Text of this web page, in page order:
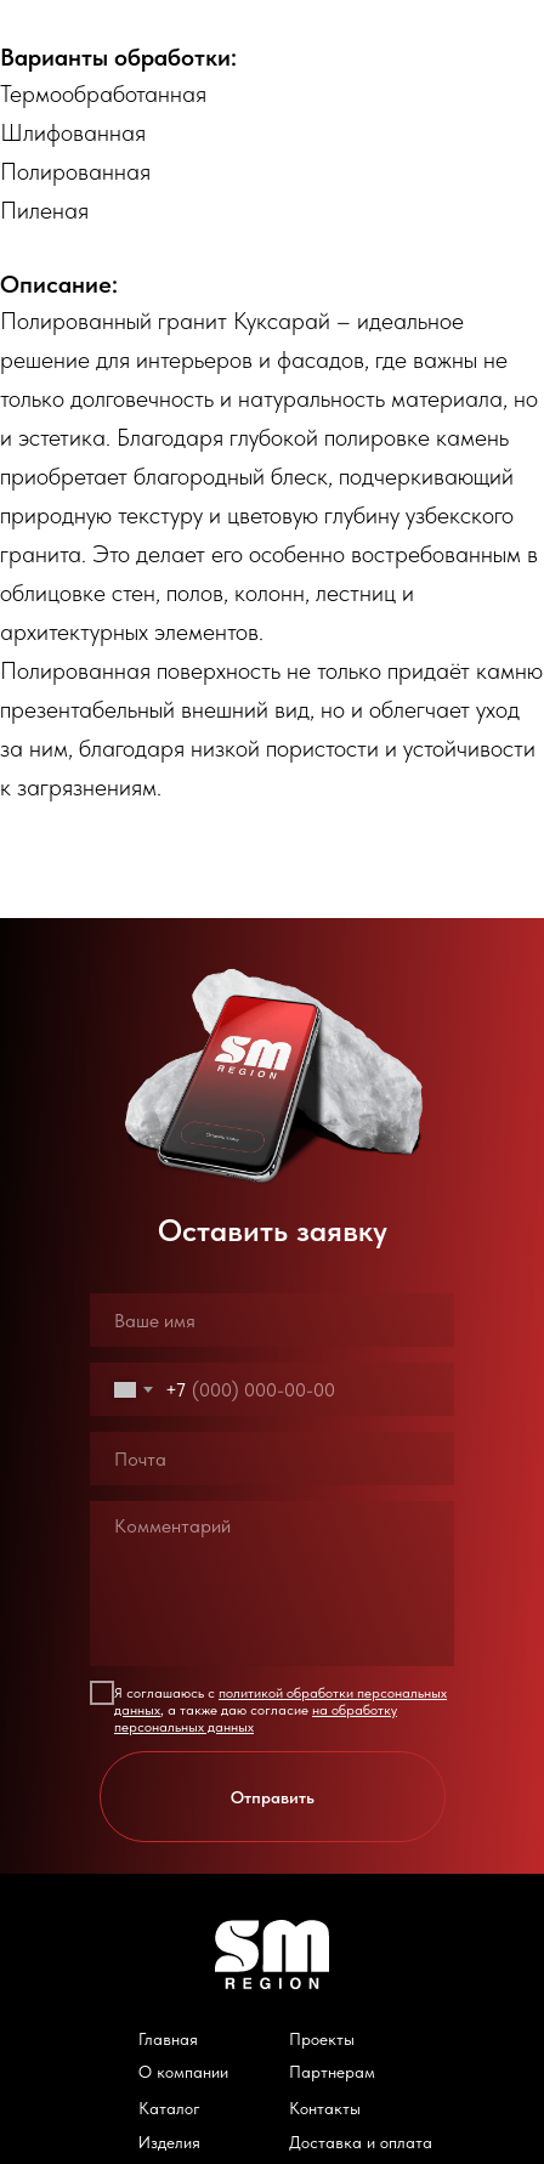
Варианты обработки:
Термообработанная
Шлифованная
Полированная
Пиленая
Описание:
Полированный гранит Куксарай – идеальное
решение для интерьеров и фасадов, где важны не
только долговечность и натуральность материала, но
и эстетика. Благодаря глубокой полировке камень
приобретает благородный блеск, подчеркивающий
природную текстуру и цветовую глубину узбекского
гранита. Это делает его особенно востребованным в
облицовке стен, полов, колонн, лестниц и
архитектурных элементов.
Полированная поверхность не только придаёт камню
презентабельный внешний вид, но и облегчает уход
за ним, благодаря низкой пористости и устойчивости
к загрязнениям.
Оставить заявку
+7
Я соглашаюсь с политикой обработки персональных
данных, а также даю согласие на обработку
персональных данных
Отправить
Главная
О компании
Каталог
Изделия
Контакты
Партнерам
Проекты
Доставка и оплата